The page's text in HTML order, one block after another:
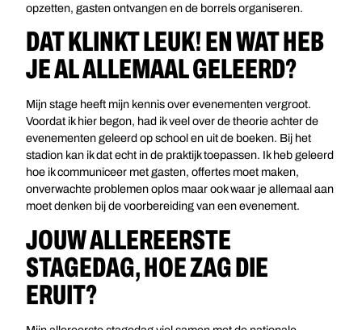
opzetten, gasten ontvangen en de borrels organiseren.
DAT KLINKT LEUK! EN WAT HEB
JE AL ALLEMAAL GELEERD?
Mijn stage heeft mijn kennis over evenementen vergroot.
Voordat ik hier begon, had ik veel over de theorie achter de
evenementen geleerd op school en uit de boeken. Bij het
stadion kan ik dat echt in de praktijk toepassen. Ik heb geleerd
hoe ik communiceer met gasten, offertes moet maken,
onverwachte problemen oplos maar ook waar je allemaal aan
moet denken bij de voorbereiding van een evenement.
JOUW ALLEREERSTE
STAGEDAG, HOE ZAG DIE
ERUIT?